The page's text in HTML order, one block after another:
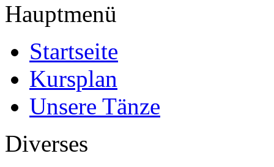
Hauptmenü
Startseite
Kursplan
Unsere Tänze
Diverses